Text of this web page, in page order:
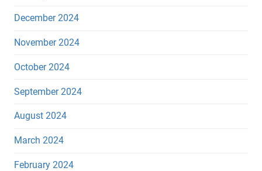
December 2024
November 2024
October 2024
September 2024
August 2024
March 2024
February 2024